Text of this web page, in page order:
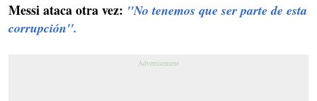
Messi ataca otra vez: ''No tenemos que ser parte de esta
corrupción''.